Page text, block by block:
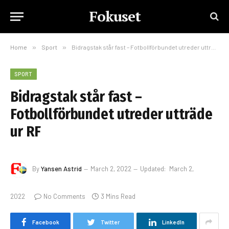
Fokuset
Home » Sport » Bidragstak står fast – Fotbollförbundet utreder utträde ur RF
SPORT
Bidragstak står fast –
Fotbollförbundet utreder utträde
ur RF
ByYansen Astrid March 2, 2022 Updated: March 2,
2022 No Comments 3 Mins Read
Facebook Twitter LinkedIn